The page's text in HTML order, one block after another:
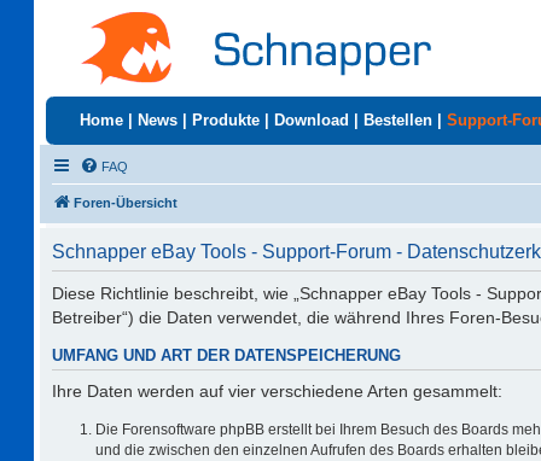
Home News Produkte Download Bestellen Support-
FAQ
Foren-Übersicht
Schnapper eBay Tools - Support-Forum -
Diese Richtlinie beschreibt, wie „Schnapper eBay Tools -
Betreiber“) die Daten verwendet, die während Ihres Foren-
UMFANG UND ART DER DATENSPEICHERUNG
Ihre Daten werden auf vier verschiedene Arten gesammelt:
Die Forensoftware phpBB erstellt bei Ihrem Besuch des Boards
und die zwischen den einzelnen Aufrufen des Boards erhalten